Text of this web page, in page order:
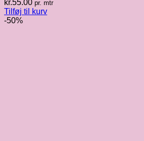
kr.55.00 pr. mtr
Tilføj til kurv
-50%